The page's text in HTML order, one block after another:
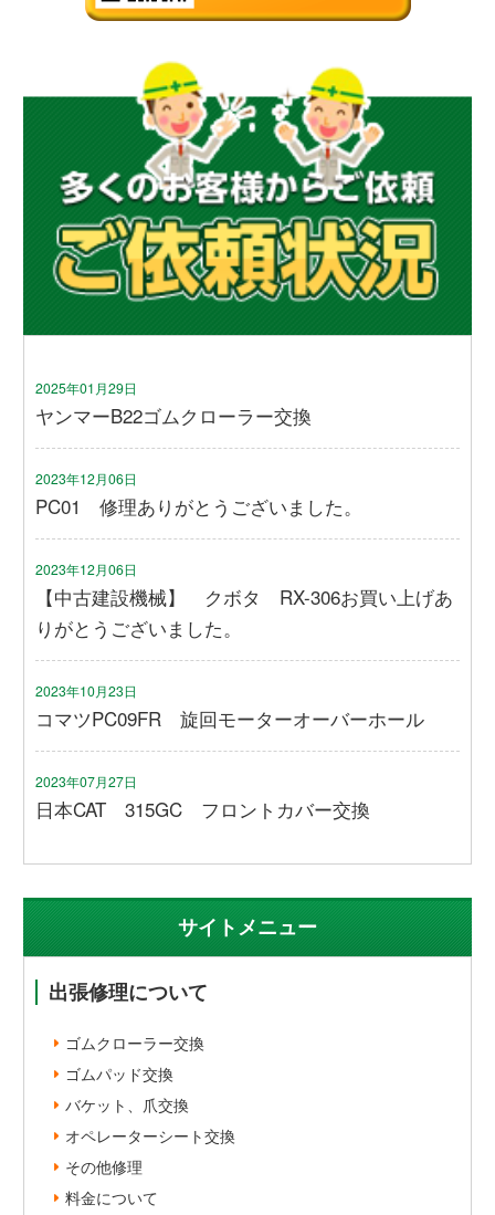
2025年01月29日
ヤンマーB22ゴムクローラー交換
2023年12月06日
PC01 修理ありがとうございました。
2023年12月06日
【中古建設機械】 クボタ RX-306お買い上げあ
りがとうございました。
2023年10月23日
コマツPC09FR 旋回モーターオーバーホール
2023年07月27日
日本CAT 315GC フロントカバー交換
サイトメニュー
出張修理について
ゴムクローラー交換
ゴムパッド交換
バケット、爪交換
オペレーターシート交換
その他修理
料金について